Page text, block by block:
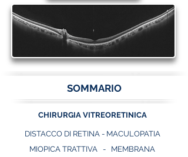
SOMMARIO
CHIRURGIA VITREORETINICA
DISTACCO DI RETINA- MACULOPATIA
MIOPICA TRATTIVA - MEMBRANA